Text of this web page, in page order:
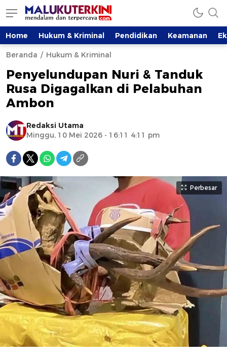
Home Hukum & Kriminal Pendidikan Keamanan
Beranda Hukum & Kriminal
Penyelundupan Nuri & Tanduk
Rusa Digagalkan di Pelabuhan
Ambon
Redaksi Utama
Minggu, 10 Mei 2026 - 16:11 4:11 pm
Perbesar